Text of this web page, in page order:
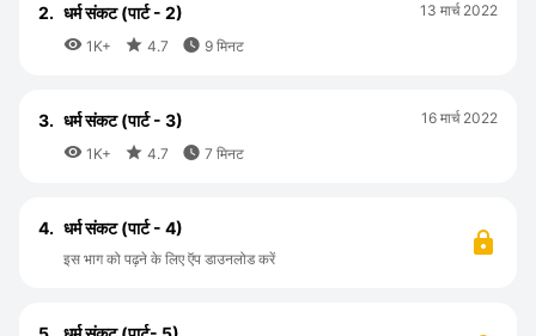
2. धर्म संकट (पार्ट - 2)
 1K+  4.7  9 मिनट
13 मार्च 2022
3. धर्म संकट (पार्ट - 3)
 1K+  4.7  7 मिनट
16 मार्च 2022
4. धर्म संकट (पार्ट - 4)
इस भाग को पढ़ने के लिए ऍप डाउनलोड करें